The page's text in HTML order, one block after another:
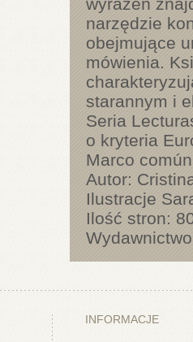
narzędzie
obejmujące
mówienia.
starannym i
Seria
o kryteria
Marco
Autor:
Ilustracje
Ilość stron:
INFORMACJE